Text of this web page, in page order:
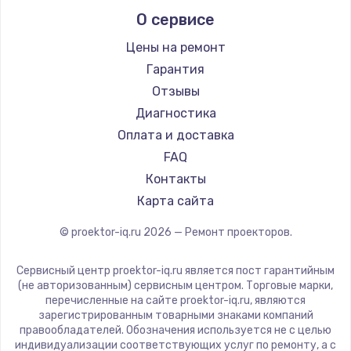
790 руб.
Заказать
Замена динамика
Заказать
Замена корпуса
890 руб.
890 руб.
Заказать
Замена разъема
Barco
Xgimi
Canon
JVC
Casio
Hiper
HITACHI
Panasonic
Hisense
О сервисе
Цены на ремонт
Гарантия
Отзывы
Диагностика
Оплата и доставка
FAQ
Контакты
Карта сайта
© proektor-iq.ru 2026 — Ремонт проекторов.
Сервисный центр proektor-iq.ru является пост гарантийным
(не авторизованным) сервисным центром. Торговые марки,
перечисленные на сайте proektor-iq.ru, являются
зарегистрированным товарными знаками компаний
правообладателей. Обозначения используется не с целью
индивидуализации соответствующих услуг по ремонту, а с